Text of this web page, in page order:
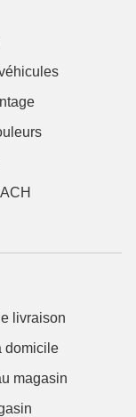
livraison
domicile
magasin